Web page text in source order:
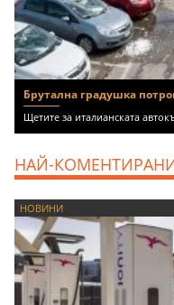
Брутална градушка
Щетите за италианската
НАЙ-
НОВИНИ